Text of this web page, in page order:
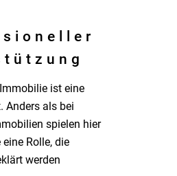
ist eine
Anders als bei
spielen hier
Rolle, die
werden